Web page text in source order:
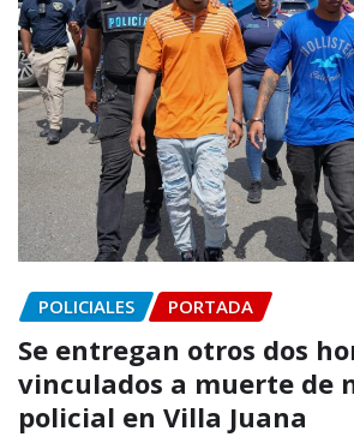
POLICIALES PORTADA
Se entregan otros dos
vinculados a muerte de
policial en Villa Juana